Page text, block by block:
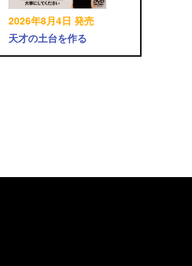
2026年8月4日 発売
天才の土台を作る